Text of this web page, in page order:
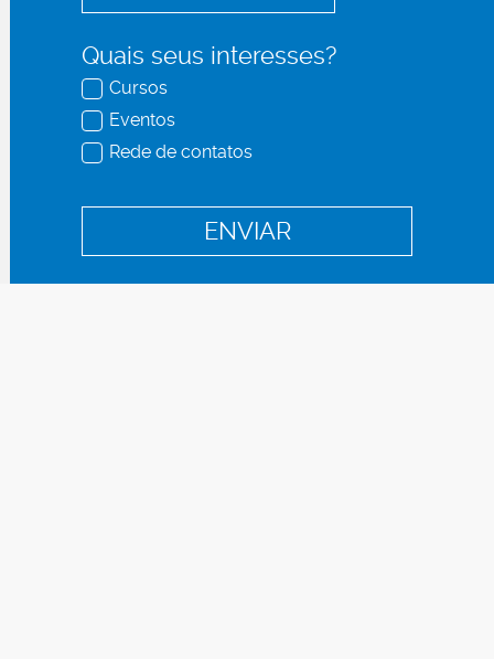
Quais seus interesses?
Cursos
Eventos
Rede de contatos